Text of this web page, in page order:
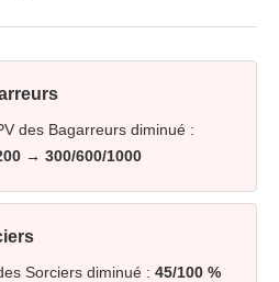
des Bagarreurs diminué :
→ 300/600/1000
Sorciers diminué : 45/100 %